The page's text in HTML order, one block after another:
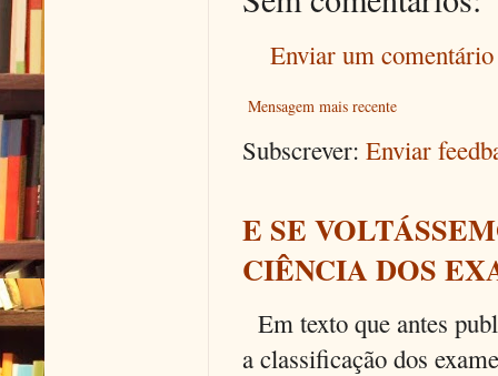
Enviar um comentário
Mensagem mais recente
Subscrever: Enviar
E SE
CIÊNCIA DOS
Em texto que antes
a classificação dos